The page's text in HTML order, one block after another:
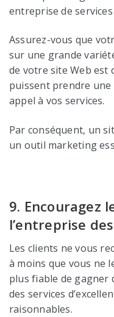
entreprise de
Assurez-vous que
sur une grande
de votre site Web est
puissent prendre une
appel à vos services.
Par conséquent, un
un outil marketing
9. Encouragez
l’entreprise
Les clients ne vous
à moins que vous ne
plus fiable de gagner
des services
raisonnables.